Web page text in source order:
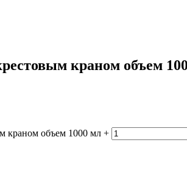
краном объем
краном объем 1000 мл +